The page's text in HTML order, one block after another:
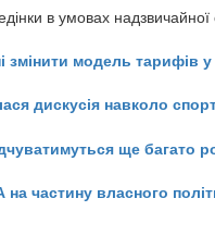
в умовах надзвичайної
змінити модель тарифів
дискусія навколо
ще багато
частину власного